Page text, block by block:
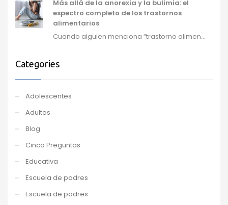
Más allá de la anorexia y la bulimia: el
espectro completo de los trastornos
alimentarios
Cuando alguien menciona “trastorno alimen...
Categories
Adolescentes
Adultos
Blog
Cinco Preguntas
Educativa
Escuela de padres
Escuela de padres